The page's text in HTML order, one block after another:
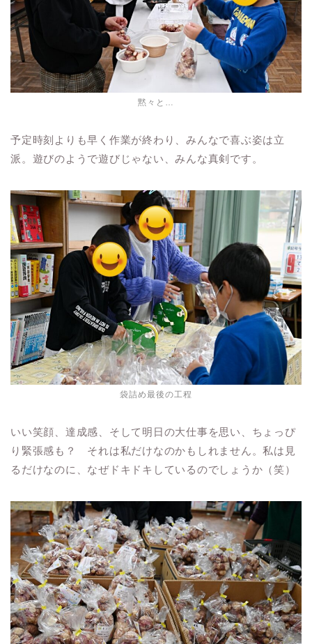
黙々と…
予定時刻よりも早く作業が終わり、みんなで喜ぶ姿は立
派。遊びのようで遊びじゃない、みんな真剣です。
袋詰め最後の工程
いい笑顔、達成感、そして明日の大仕事を思い、ちょっぴ
り緊張感も？ それは私だけなのかもしれません。私は見
るだけなのに、なぜドキドキしているのでしょうか（笑）